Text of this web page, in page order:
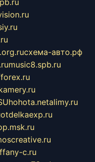
схема-авто.рф
music8.spb.ru
hohota.netalimy.ru
otdelkaexp.ru
c.ru